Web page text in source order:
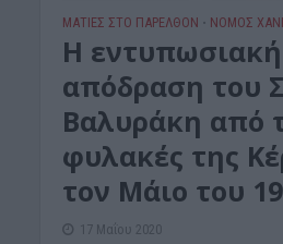
ΜΑΤΙΕΣ ΣΤΟ ΠΑΡΕΛΘΟΝ • ΝΟΜΌΣ
Η εντυπωσιακή
απόδραση του
Βαλυράκη από
φυλακές της
τον Μάιο του
17 Μαΐου 2020